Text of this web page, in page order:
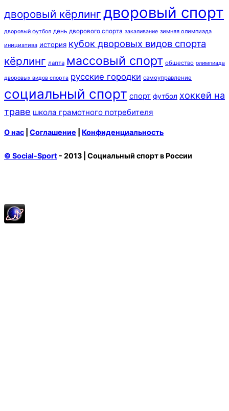
дворовый кёрлинг дворовый спорт
дворовый футбол день дворового спорта закаливание зимняя олимпиада
инициатива история кубок дворовых видов спорта
кёрлинг лапта массовый спорт общество олимпиада
дворовых видов спорта русские городки самоуправление
социальный спорт спорт футбол хоккей на
траве школа грамотного потребителя
О нас Соглашение Конфиденциальность
© Social-Sport - 2013 | Социальный спорт в России